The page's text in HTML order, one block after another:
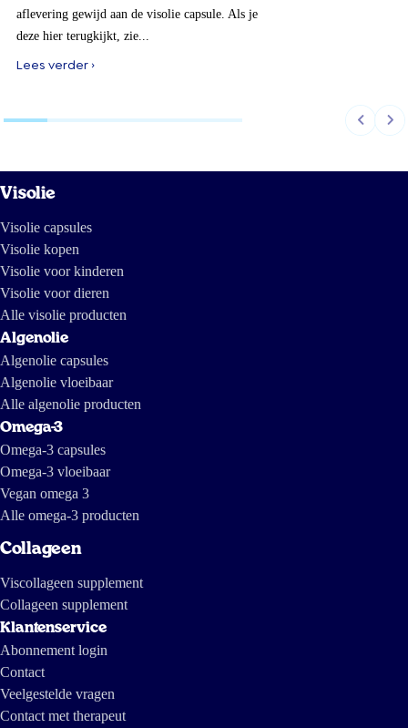
aflevering gewijd aan de visolie capsule. Als je
deze hier terugkijkt, zie...
Lees verder ›
Visolie
Visolie capsules
Visolie kopen
Visolie voor kinderen
Visolie voor dieren
Alle visolie producten
Algenolie
Algenolie capsules
Algenolie vloeibaar
Alle algenolie producten
Omega-3
Omega-3 capsules
Omega-3 vloeibaar
Vegan omega 3
Alle omega-3 producten
Collageen
Viscollageen supplement
Collageen supplement
Klantenservice
Abonnement login
Contact
Veelgestelde vragen
Contact met therapeut